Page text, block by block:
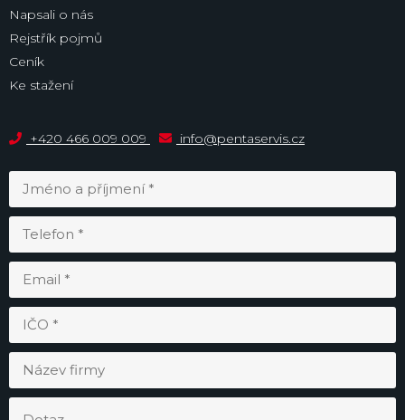
Napsali o nás
Rejstřík pojmů
Ceník
Ke stažení
+420 466 009 009 info@pentaservis.cz